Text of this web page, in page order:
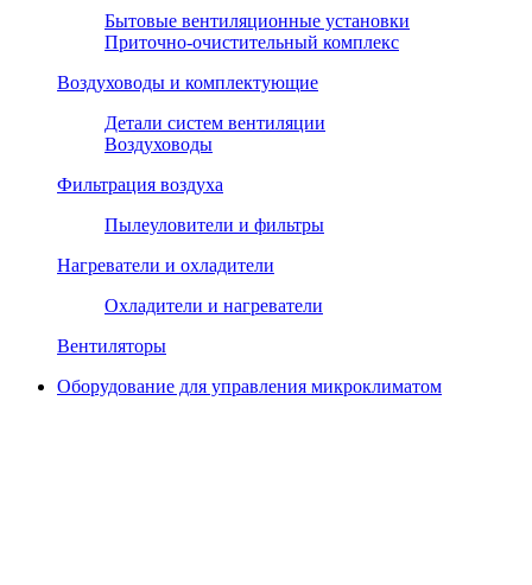
Бытовые вентиляционные установки
Приточно-очистительный комплекс
Воздуховоды и комплектующие
Детали систем вентиляции
Воздуховоды
Фильтрация воздуха
Пылеуловители и фильтры
Нагреватели и охладители
Охладители и нагреватели
Вентиляторы
Оборудование для управления микроклиматом